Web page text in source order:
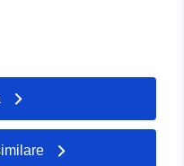
la data.europa.eu: 21
actualizate la data
2026